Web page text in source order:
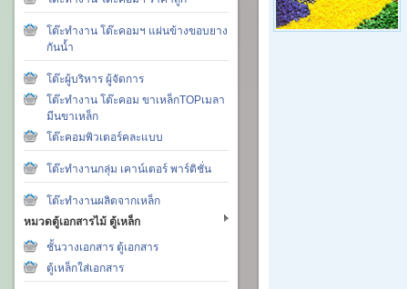
โต๊ะทำงาน โต๊ะคอมฯ แผ่นข้างขอบยาง
กันน้ำ
โต๊ะผู้บริหาร ผู้จัดการ
โต๊ะทำงาน โต๊ะคอม ขาเหล็กTOPเมลา
มีนขาเหล็ก
โต๊ะคอมพิวเตอร์คละแบบ
โต๊ะทำงานกลุ่ม เคาน์เตอร์ พาร์ติชั่น
โต๊ะทำงานผลิตจากเหล็ก
หมวดตู้เอกสารไม้ ตู้เหล็ก
ชั้นวางเอกสาร ตู้เอกสาร
ตู้เหล็กใส่เอกสาร